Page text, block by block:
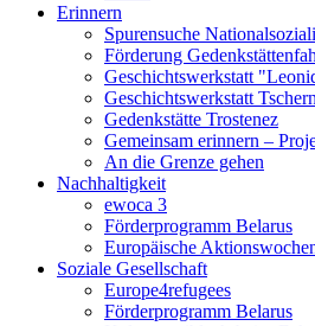
Erinnern
Spurensuche
Förderung
Geschichtswerkstatt
Geschichtswerkstatt
Gedenkstätte Trostenez
Gemeinsam erinnern –
An die Grenze gehen
Nachhaltigkeit
ewoca 3
Förderprogramm Belarus
Europäische
Soziale Gesellschaft
Europe4refugees
Förderprogramm Belarus